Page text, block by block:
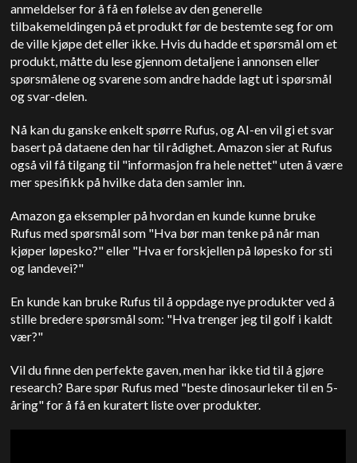
anmeldelser for å få en følelse av den generelle
tilbakemeldingen på et produkt før de bestemte seg for om
de ville kjøpe det eller ikke. Hvis du hadde et spørsmål om et
produkt, måtte du lese gjennom detaljene i annonsen eller
spørsmålene og svarene som andre hadde lagt ut i spørsmål
og svar-delen.
Nå kan du ganske enkelt spørre Rufus, og AI-en vil gi et svar
basert på dataene den har til rådighet. Amazon sier at Rufus
også vil få tilgang til "informasjon fra hele nettet" uten å være
mer spesifikk på hvilke data den samler inn.
Amazon ga eksempler på hvordan en kunde kunne bruke
Rufus med spørsmål som "Hva bør man tenke på når man
kjøper løpesko?" eller "Hva er forskjellen på løpesko for sti
og landevei?"
En kunde kan bruke Rufus til å oppdage nye produkter ved å
stille bredere spørsmål som: "Hva trenger jeg til golf i kaldt
vær?"
Vil du finne den perfekte gaven, men har ikke tid til å gjøre
research? Bare spør Rufus med "beste dinosaurleker til en 5-
åring" for å få en kuratert liste over produkter.